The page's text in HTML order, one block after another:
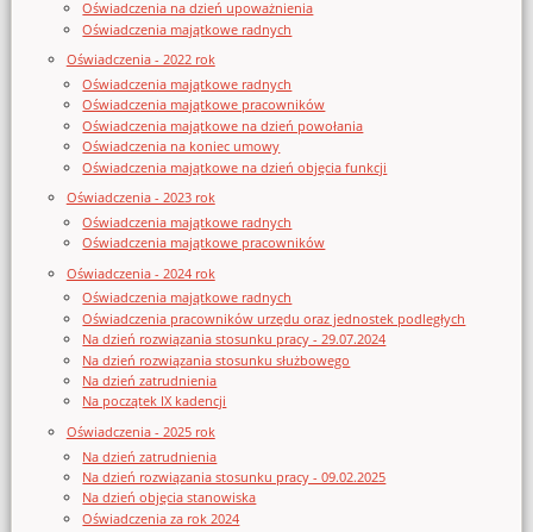
Oświadczenia na dzień upoważnienia
Oświadczenia majątkowe radnych
Oświadczenia - 2022 rok
Oświadczenia majątkowe radnych
Oświadczenia majątkowe pracowników
Oświadczenia majątkowe na dzień powołania
Oświadczenia na koniec umowy
Oświadczenia majątkowe na dzień objęcia funkcji
Oświadczenia - 2023 rok
Oświadczenia majątkowe radnych
Oświadczenia majątkowe pracowników
Oświadczenia - 2024 rok
Oświadczenia majątkowe radnych
Oświadczenia pracowników urzędu oraz jednostek podległych
Na dzień rozwiązania stosunku pracy - 29.07.2024
Na dzień rozwiązania stosunku służbowego
Na dzień zatrudnienia
Na początek IX kadencji
Oświadczenia - 2025 rok
Na dzień zatrudnienia
Na dzień rozwiązania stosunku pracy - 09.02.2025
Na dzień objęcia stanowiska
Oświadczenia za rok 2024